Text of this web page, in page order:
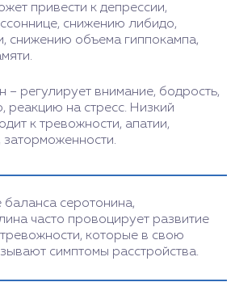
привести к депрессии,
снижению либидо,
снижению объема гиппокампа,
– регулирует внимание, бодрость,
реакцию на стресс. Низкий
к тревожности, апатии,
заторможенности.
серотонина,
часто провоцирует развитие
которые в свою
симптомы расстройства.